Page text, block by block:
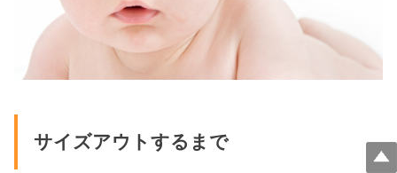
サイズアウトするまで